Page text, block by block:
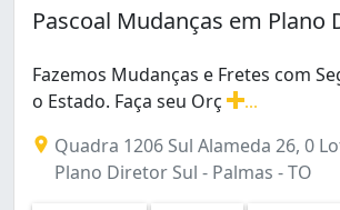
Pascoal Mudanças em Plano
Fazemos Mudanças e Fretes com
o Estado. Faça seu Orç
Quadra 1206 Sul Alameda 26, 0
Plano Diretor Sul - Palmas - TO